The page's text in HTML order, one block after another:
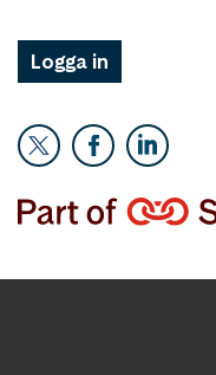
Logga in